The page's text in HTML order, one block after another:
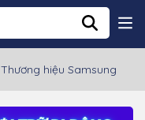
hiệu Samsung